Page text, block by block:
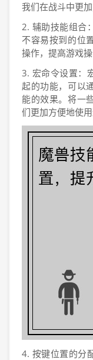
我们在战斗中更
2. 辅助技能组合
不容易按到的位
操作，提高游戏操
3. 宏命令设置：
起的功能，可以
能的效果。将一
们更加方便地使用
4. 按键位置的分